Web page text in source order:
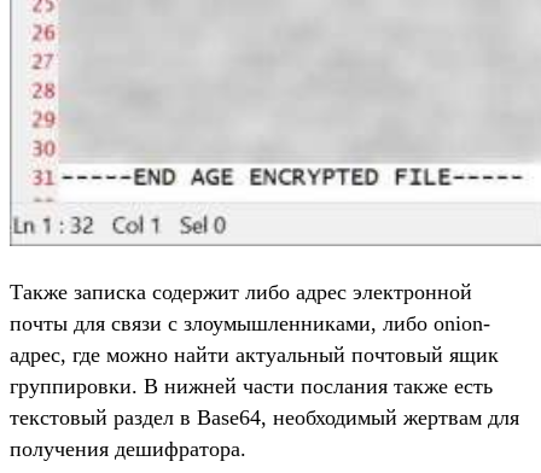
Также записка содержит либо адрес электронной
почты для связи с злоумышленниками, либо onion-
адрес, где можно найти актуальный почтовый ящик
группировки. В нижней части послания также есть
текстовый раздел в Base64, необходимый жертвам для
получения дешифратора.